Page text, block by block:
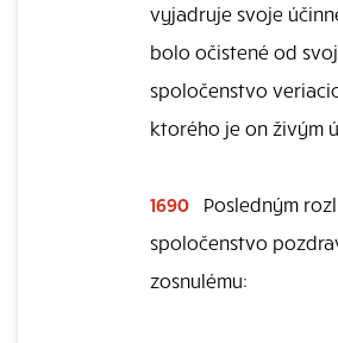
vyjadruje svoje
bolo očistené od
spoločenstvo
ktorého je on živým
1690
Posledným
spoločenstvo
zosnulému: